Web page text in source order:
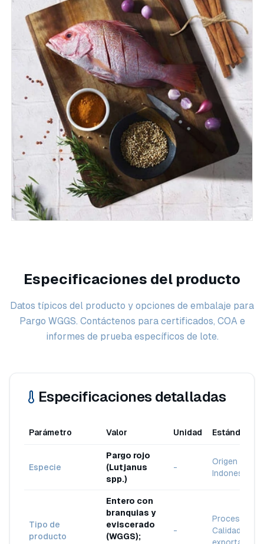
Especificaciones del producto
Datos típicos del producto y opciones de embalaje para
Pargo WGGS. Contáctenos para certificados, COA e
informes de prueba específicos de lote.
Especificaciones detalladas
Parámetro Valor Unidad Estándar
Especie
Pargo rojo
(Lutjanus
spp.)
-
Origen
Indonesia
Tipo de
producto
Entero con
branquias y
eviscerado
(WGGS);
-
Procesado /
Calidad para